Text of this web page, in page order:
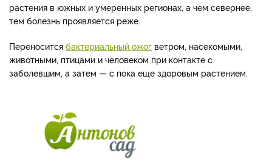
растения в южных и умеренных регионах, а чем севернее,
тем болезнь проявляется реже.
Переносится бактериальный ожог ветром, насекомыми,
животными, птицами и человеком при контакте с
заболевшим, а затем — с пока еще здоровым растением.